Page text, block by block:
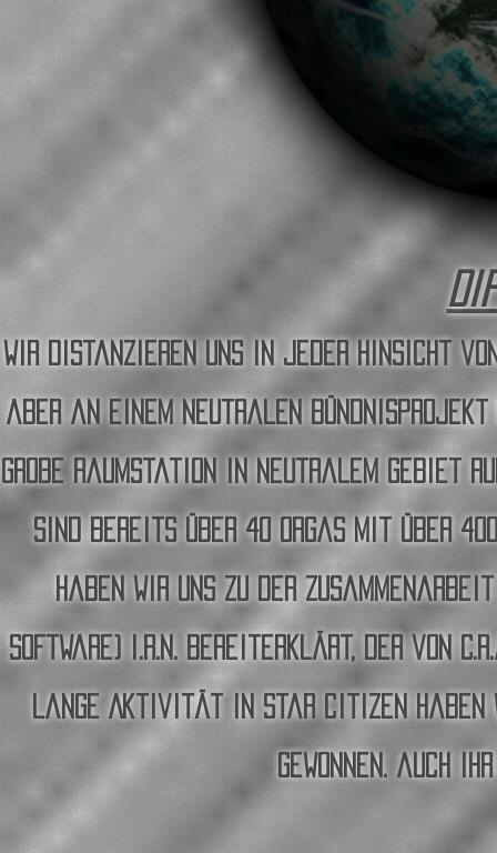
Wir distanzieren uns in jeder Hinsicht
aber an einem neutralen Bündnisprojekt
große Raumstation in neutralem Gebiet
sind bereits über 40 orgas mit über
haben wir uns zu der
software) i.r.n. bereiterklärt, der von
lange Aktivität in star citizen haben
gewonnen. auch